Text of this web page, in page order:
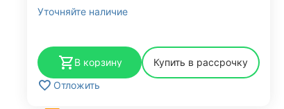
Уточняйте наличие
В корзину
Купить в рассрочку
Отложить